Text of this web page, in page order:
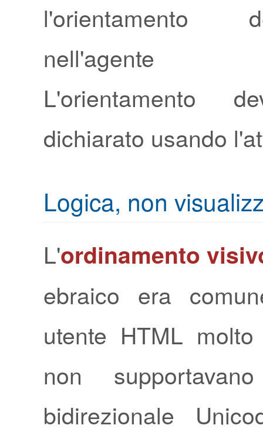
nell'agente
L'orientamento
dichiarato usando
Logica, non
L'ordinamento
ebraico era
utente HTML
non
bidirezionale